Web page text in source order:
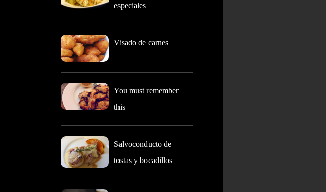
especiales
Visado de carnes
You must remember
this
Salvoconducto de
tostas y bocadillos